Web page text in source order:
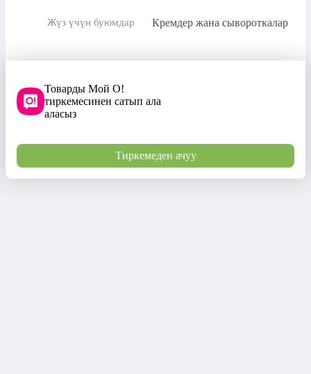
Жүз үчүн буюмдар Кремдер жана сывороткалар
Товарды Мой О!
тиркемесинен сатып ала
аласыз
Тиркемеден ачуу